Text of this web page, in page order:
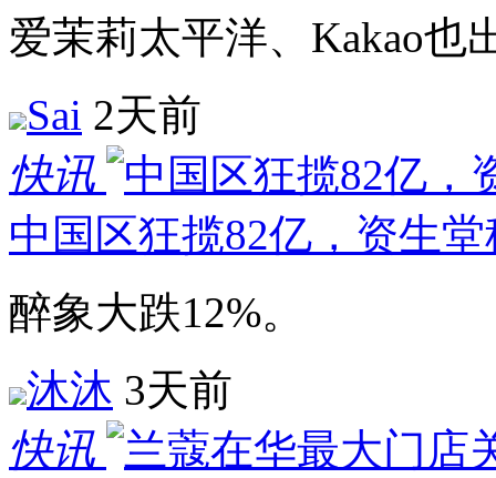
爱茉莉太平洋、Kakao也
Sai 2天前
快讯
中国区狂揽82亿，资生
醉象大跌12%。
沐沐 3天前
快讯